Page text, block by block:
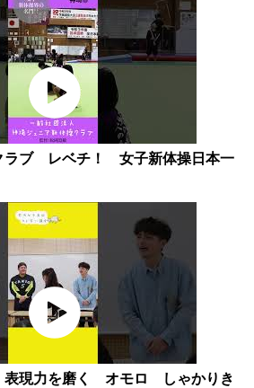
ラブ レベチ！ 女子新体操日本一
現力を磨く オモロ しゃかりき